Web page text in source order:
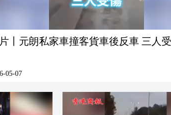
丨元朗私家車撞客貨車後反車 三人
05-07